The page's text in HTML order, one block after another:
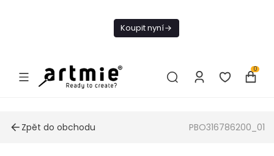
Koupit nyní
0
Zpět do obchodu PBO316786200_01